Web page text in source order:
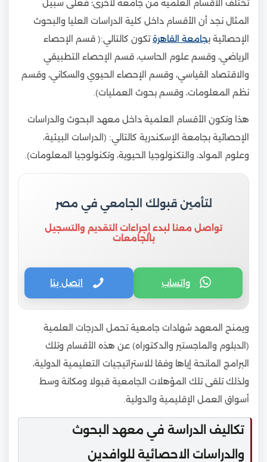
تختلف الأقسام العلمية من جامعة لأخرى؛ فعلى سبيل
المثال نجد أن الأقسام داخل كلية الدراسات العليا والبحوث
الإحصائية بجامعة القاهرةتكون كالتالي:( قسم الإحصاء
الرياضي، وقسم علوم الحاسب، قسم الإحصاء التطبيقي
والاقتصاد القياسي، وقسم الإحصاء الحيوي والسكاني، وقسم
نظم المعلومات، وقسم بحوث العمليات).
هذا وتكون الأقسام العلمية داخل معهد البحوث والدراسات
الإحصائية بجامعة الإسكندرية كالتالي: (الدراسات البيئية،
وعلوم المواد، والتكنولوجيا الحيوية، وتكنولوجيا المعلومات).
لتأمين قبولك الجامعي في مصر
تواصل معنا لبدء إجراءات التقديم والتسجيل
بالجامعات
واتساب اتصل بنا
ويمنح المعهد شهادات جامعية تحمل الدرجات العلمية
(الدبلوم والماجستير والدكتوراه) عن هذه الأقسام وتلك
البرامج المانحة إياها وفقا للاستراتيجيات التعليمية الدولية،
ولذلك تلقى تلك المؤهلات الجامعية قبولا ومكانة وسط
أسواق العمل الإقليمية والدولية.
تكاليف الدراسة في معهد البحوث
والدراسات الاحصائية للوافدين